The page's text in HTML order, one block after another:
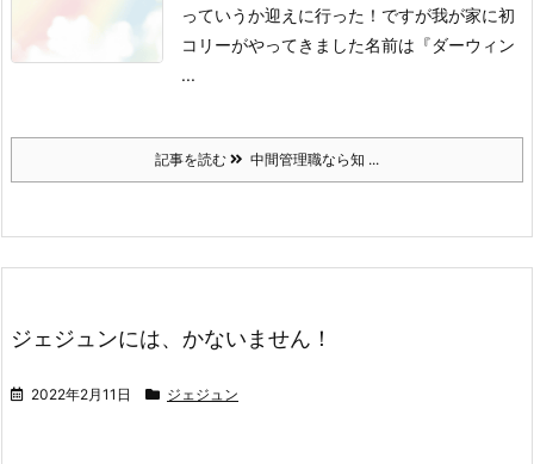
っていうか迎えに行った！ですが我が家に初
コリーがやってきました名前は『ダーウィン
...
記事を読む 中間管理職なら知 ...
ジェジュンには、かないません！
2022年2月11日 ジェジュン